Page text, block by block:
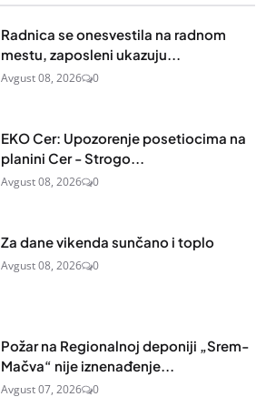
Radnica se onesvestila na radnom
mestu, zaposleni ukazuju...
Avgust 08, 2026 0
EKO Cer: Upozorenje posetiocima na
planini Cer - Strogo...
Avgust 08, 2026 0
Za dane vikenda sunčano i toplo
Avgust 08, 2026 0
Požar na Regionalnoj deponiji „Srem-
Mačva“ nije iznenađenje...
Avgust 07, 2026 0